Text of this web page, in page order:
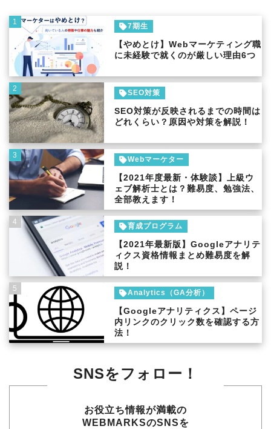
1
7期生
【やめとけ】Webマーケティング職
に未経験で就くのが厳しい理由6つ
2
SEO対策
SEO対策が反映されるまでの時間は
どれくらい？原因や対策を解説！
3
Webマーケター
【2021年度最新・体験談】上級ウ
ェブ解析士とは？難易度、勉強法、
全部教えます！
4
育成プログラム
【2021年最新版】Googleアナリテ
ィクス資格情報まとめ難易度を解
説！
5
Analytics（GA分析）
【Googleアナリティクス】ページ
内リンクのクリック数を確認する方
法！
SNSをフォロー！
お役立ち情報が満載の
WEBMARKSのSNSを